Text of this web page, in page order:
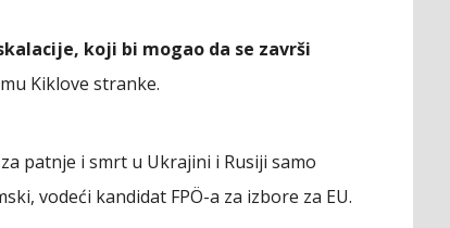
koji bi mogao da se završi
Kiklove stranke.
patnje i smrt u Ukrajini i Rusiji samo
vodeći kandidat FPÖ-a za izbore za EU.